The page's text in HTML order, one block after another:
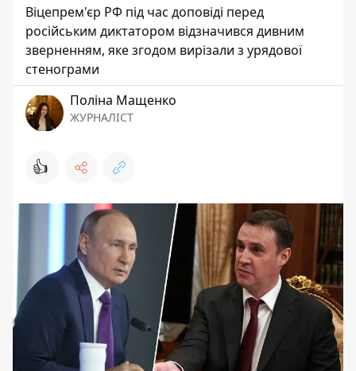
Віцепрем'єр РФ під час доповіді перед
російським диктатором відзначився дивним
зверненням, яке згодом вирізали з урядової
стенограми
Поліна Мащенко
ЖУРНАЛІСТ
👍